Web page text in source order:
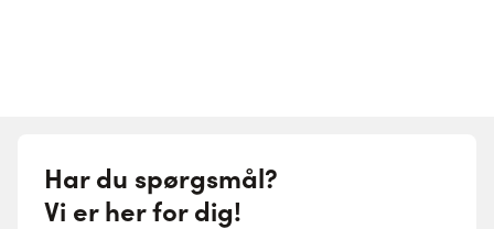
Har du spørgsmål?
Vi er her for dig!